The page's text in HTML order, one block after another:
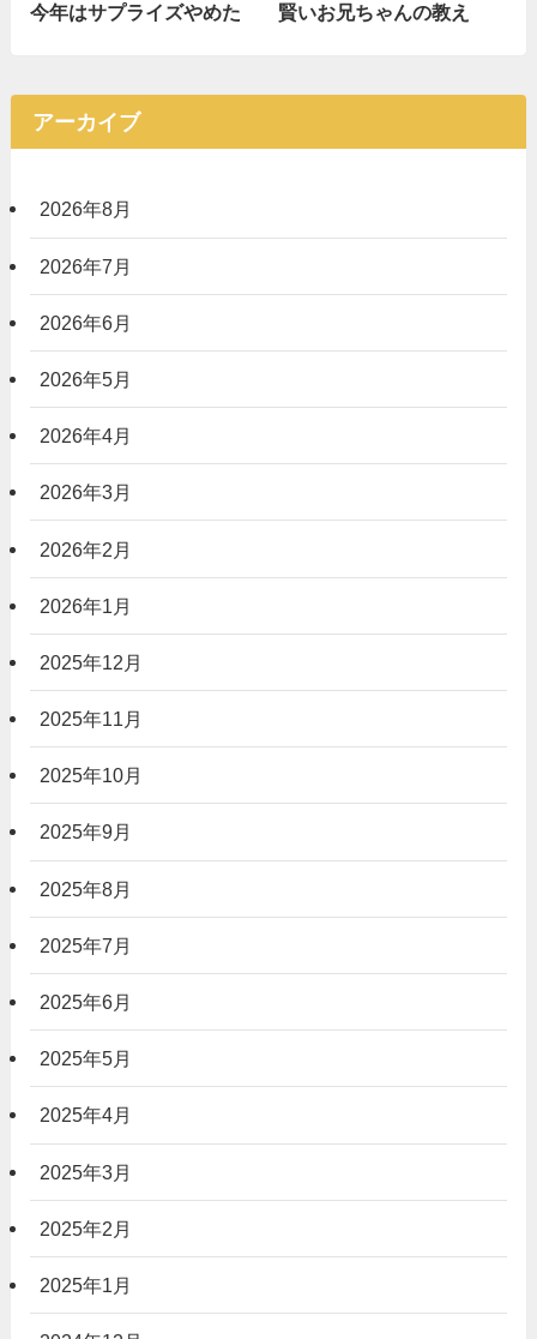
今年はサプライズやめた 賢いお兄ちゃんの教え
アーカイブ
2026年8月
2026年7月
2026年6月
2026年5月
2026年4月
2026年3月
2026年2月
2026年1月
2025年12月
2025年11月
2025年10月
2025年9月
2025年8月
2025年7月
2025年6月
2025年5月
2025年4月
2025年3月
2025年2月
2025年1月